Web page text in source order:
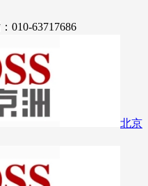
010-63717686
北京